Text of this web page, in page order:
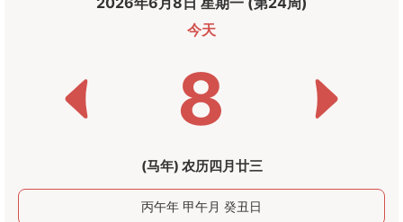
今天
8
(马年) 农历四月廿三
丙午年 甲午月 癸丑日